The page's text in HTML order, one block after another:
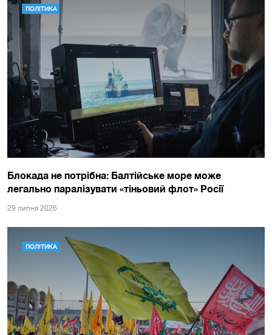
ПОЛІТИКА
Блокада не потрібна: Балтійське море може
легально паралізувати «тіньовий флот» Росії
29 липня 2026
ПОЛІТИКА